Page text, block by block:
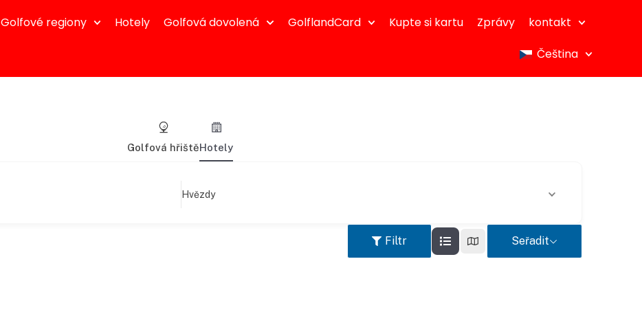
Golfové regiony Hotely Golfová dovolená GolflandCard Kupte si kartu Zprávy
kontakt
Čeština
Golfová hřištěHotely
Hvězdy
Filtr Seřadit